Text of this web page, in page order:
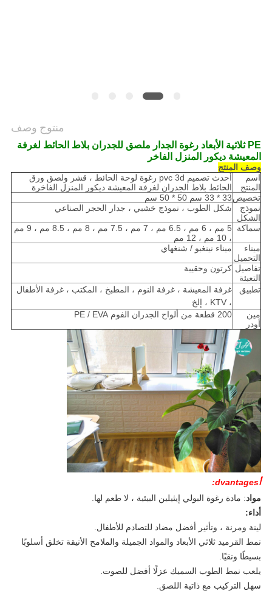
منتوج وصف
PE ثلاثية الأبعاد رغوة الجدار ملصق للجدران بلاط الحائط لغرفة
المعيشة ديكور المنزل الفاخر
وصف المنتج
اسم
المنتج
أحدث تصميم pvc 3d رغوة لوحة الحائط ، قشر ولصق ورق
الحائط بلاط الجدران لغرفة المعيشة ديكور المنزل الفاخرة
تخصيص33 * 33 سم 50 * 50 سم
نموذج
الشكل
شكل الطوب ، نموذج خشبي ، جدار الحجر الصناعي
سماكة
5 مم ، 6 مم ، 6.5 مم ، 7 مم ، 7.5 مم ، 8 مم ، 8.5 مم ، 9 مم
، 10 مم ، 12 مم
ميناء
التحميل
ميناء نينغبو / شنغهاي
تفاصيل
التعبئة
كرتون وحقيبة
تطبيق
غرفة المعيشة ، غرفة النوم ، المطبخ ، المكتب ، غرفة الأطفال
، KTV ، إلخ
مين
أودر
200 قطعة من ألواح الجدران الفوم PE / EVA
أdvantages:
مواد: مادة رغوة البولي إيثيلين البيئية ، لا طعم لها.
أداء:
لينة ومرنة ، وتأثير أفضل مضاد للتصادم للأطفال.
نمط القرميد ثلاثي الأبعاد والمواد الجميلة والملامح الأنيقة تخلق أسلوبًا
بسيطًا ونقيًا.
يلعب نمط الطوب السميك عزلًا أفضل للصوت.
سهل التركيب مع ذاتية اللصق.